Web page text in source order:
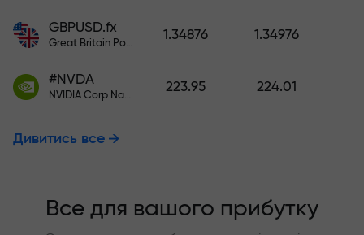
GBPUSD.fx
Great Britain Pound vs US Dollar
1.34876 1.34976
#NVDA
NVIDIA Corp Nasdaq Stock Exchange (Nasdaq) USD
223.95 224.01
Дивитись все
Все для вашого прибутку